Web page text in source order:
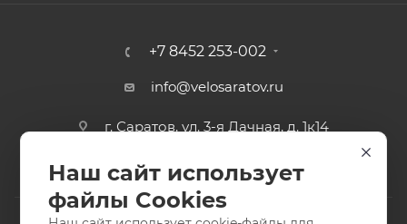
+7 8452 253-002
info@velosaratov.ru
г. Саратов, ул. 3-я Дачная, д. 1к14
Наш сайт использует
файлы Cookies